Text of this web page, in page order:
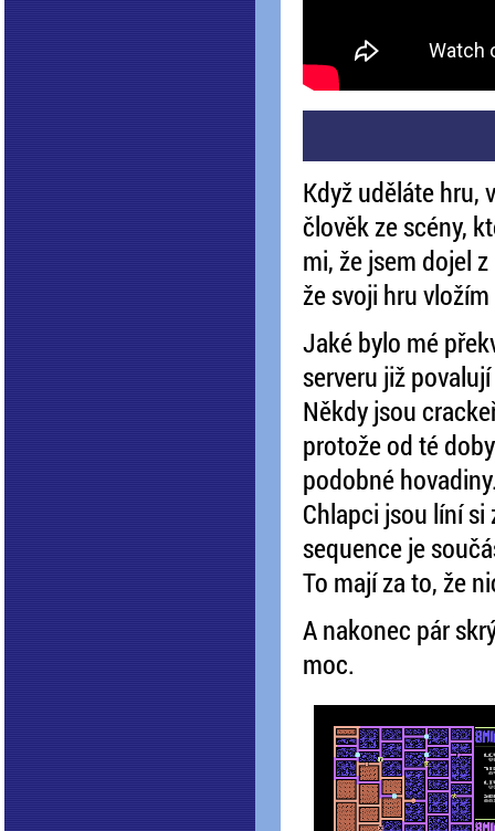
Když uděláte hru,
člověk ze scény,
mi, že jsem dojel
že svoji hru vložím
Jaké bylo mé
serveru již
Někdy jsou
protože od té
podobné
Chlapci jsou líní si
sequence je
To mají za to, že
A nakonec pár
moc.